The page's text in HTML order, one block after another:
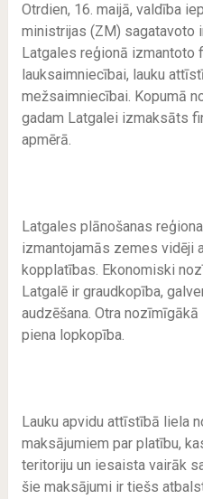
Otrdien, 16. maijā, valdība
ministrijas (ZM) sagatavoto
Latgales reģionā izmantoto
lauksaimniecībai, lauku
mežsaimniecībai. Kopumā
gadam Latgalei izmaksāts
apmērā.
Latgales plānošanas
izmantojamās zemes vidēji
kopplatības. Ekonomiski
Latgalē ir graudkopība,
audzēšana. Otra
piena lopkopība.
Lauku apvidu attīstībā liela
maksājumiem par platību,
teritoriju un iesaista vairāk
šie maksājumi ir tiešs